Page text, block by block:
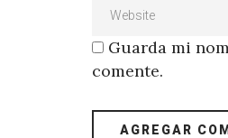
Guarda mi
comente.